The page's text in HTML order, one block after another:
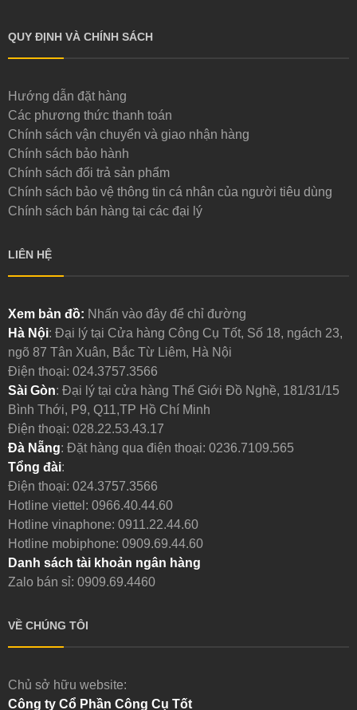
QUY ĐỊNH VÀ CHÍNH SÁCH
Hướng dẫn đặt hàng
Các phương thức thanh toán
Chính sách vận chuyển và giao nhận hàng
Chính sách bảo hành
Chính sách đổi trả sản phẩm
Chính sách bảo vệ thông tin cá nhân của người tiêu dùng
Chính sách bán hàng tại các đại lý
LIÊN HỆ
Xem bản đồ: Nhấn vào đây để chỉ đường
Hà Nội: Đại lý tại Cửa hàng Công Cụ Tốt, Số 18, ngách 23,
ngõ 87 Tân Xuân, Bắc Từ Liêm, Hà Nội
Điện thoại: 024.3757.3566
Sài Gòn: Đại lý tại cửa hàng Thế Giới Đồ Nghề, 181/31/15
Bình Thới, P9, Q11,TP Hồ Chí Minh
Điện thoại: 028.22.53.43.17
Đà Nẵng: Đặt hàng qua điện thoại: 0236.7109.565
Tổng đài:
Điện thoại: 024.3757.3566
Hotline viettel: 0966.40.44.60
Hotline vinaphone: 0911.22.44.60
Hotline mobiphone: 0909.69.44.60
Danh sách tài khoản ngân hàng
Zalo bán sỉ: 0909.69.4460
VỀ CHÚNG TÔI
Chủ sở hữu website:
Công ty Cổ Phần Công Cụ Tốt